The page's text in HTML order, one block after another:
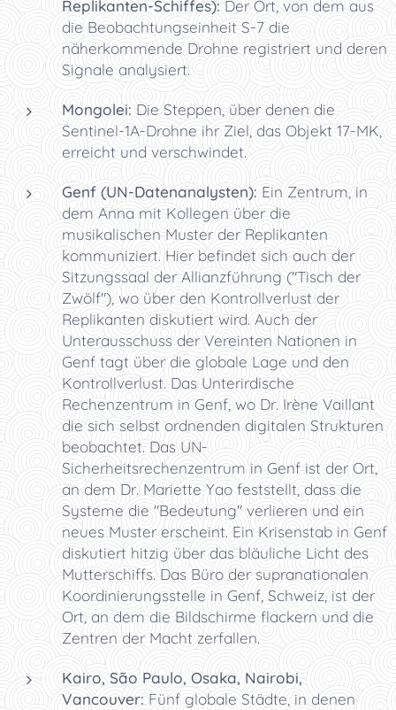
Replikanten-Schiffes): Der Ort, von dem aus
die Beobachtungseinheit S-7 die
näherkommende Drohne registriert und deren
Signale analysiert.
Mongolei: Die Steppen, über denen die
Sentinel-1A-Drohne ihr Ziel, das Objekt 17-MK,
erreicht und verschwindet.
Genf (UN-Datenanalysten): Ein Zentrum, in
dem Anna mit Kollegen über die
musikalischen Muster der Replikanten
kommuniziert. Hier befindet sich auch der
Sitzungssaal der Allianzführung ("Tisch der
Zwölf"), wo über den Kontrollverlust der
Replikanten diskutiert wird. Auch der
Unterausschuss der Vereinten Nationen in
Genf tagt über die globale Lage und den
Kontrollverlust. Das Unterirdische
Rechenzentrum in Genf, wo Dr. Irène Vaillant
die sich selbst ordnenden digitalen Strukturen
beobachtet. Das UN-
Sicherheitsrechenzentrum in Genf ist der Ort,
an dem Dr. Mariette Yao feststellt, dass die
Systeme die "Bedeutung" verlieren und ein
neues Muster erscheint. Ein Krisenstab in Genf
diskutiert hitzig über das bläuliche Licht des
Mutterschiffs. Das Büro der supranationalen
Koordinierungsstelle in Genf, Schweiz, ist der
Ort, an dem die Bildschirme flackern und die
Zentren der Macht zerfallen.
Kairo, São Paulo, Osaka, Nairobi,
Vancouver: Fünf globale Städte, in denen